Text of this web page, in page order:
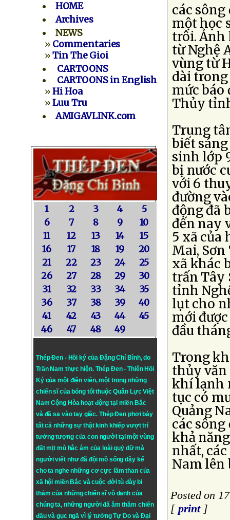
HOME
Archives
NEWS
» Commentaries
»Tin The Gioi
CARTOONS
CARTOONS in English
»Hi Hoa
»Luu Tru
AMIGAVLINK.com
1 2 3 4
5
6
7 8 9
10
11
12 13 14
15
16
17 18 19
20
21
22 23 24
25
26
27 28 29
30
31
32 33 34
35
36
37 38 39
40
41
42 43 44
45
46
47 48 49
Thép Đen - Hồi ký của Đặng Chí Bình, do
Trần Nam thực hiện. Thép Đen- Thiên Hồi
Ký của một điện viên, một trong những
chiến sĩ của bóng tối thuộc Quân Lực Việt
Nam Cộng Hòa hoạt động tại miền Bắc
và đã sa vào tay giặc. Thép Đen phơi bày
tất cả những sự thật kinh khiếp vượt trí
tưởng tượng của con người tại một vùng
đất mịt mù hắc ám của loài quỷ dữ mà
người viết như đã đội mồ sống dậy kể
cho ta nghe những cơ cực lầm than của
xã hội miền Bắc và cuộc đời tù đày bi
thảm của những chiến sĩ vô danh của
chúng ta, những người đã âm thầm chiến
đấu và gục ngã vì lý tưởngTự DovàĐại
các sông
một học
trôi. Ảnh
từ Nghệ
vùng từ
dài trong
mức báo
Thủy
Trung
biết
sinh lớp
bị nước
với 6
đường
động đã
đến nay
5 xã của
Mai, Sơn
xã khác
trấn Tây
tỉnh
lụt cho
mới
đầu
Trong
thủy văn
khí lạnh
tục có
Quảng
các
khả
nhất,
Nam lên
Posted on
[ print]